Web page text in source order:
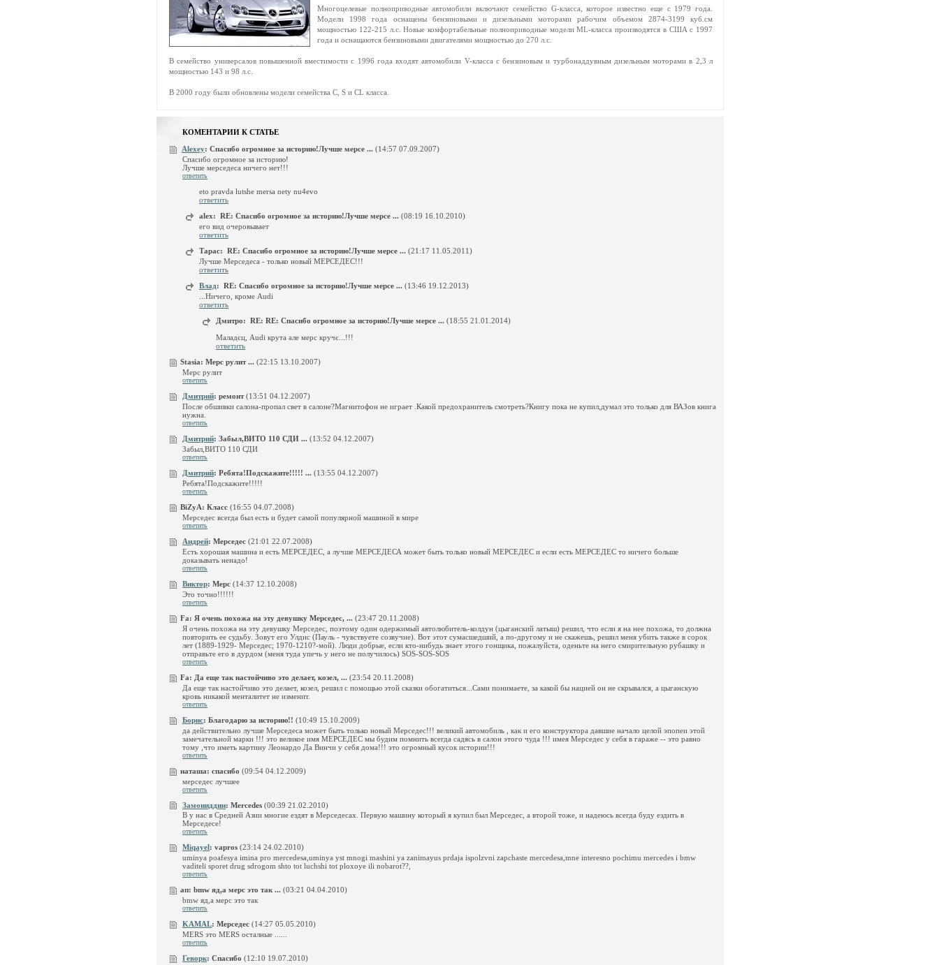
Многоцелевые полноприводные автомобили включают семейство G-класса, которое известно еще с 1979 года.
Модели 1998 года оснащены бензиновыми и дизельными моторами рабочим объемом 2874-3199 куб.см
мощностью 122-215 л.с. Новые комфортабельные полноприводные модели ML-класса производятся в США с 1997
года и оснащаются бензиновыми двигателями мощностью до 270 л.с.
В семейство универсалов повышенной вместимости с 1996 года входят автомобили V-класса с бензиновым и турбонаддувным дизельным моторами в 2,3 л
мощностью 143 и 98 л.с.
В 2000 году были обновлены модели семейства C, S и CL класса.
КОМЕНТАРИИ К СТАТЬЕ
Alexey: Спасибо огромное за историю!Лучше мерсе ... (14:57 07.09.2007)
Спасибо огромное за историю!
Лучше мерседеса ничего нет!!!
ответить
eto pravda lutshe mersa nety nu4evo
ответить
alex: RE: Спасибо огромное за историю!Лучше мерсе ... (08:19 16.10.2010)
его вид очеровывает
ответить
Тарас: RE: Спасибо огромное за историю!Лучше мерсе ... (21:17 11.05.2011)
Лучше Мерседеса - только новый МЕРСЕДЕС!!!
ответить
Влад: RE: Спасибо огромное за историю!Лучше мерсе ... (13:46 19.12.2013)
...Ничего, кроме Audi
ответить
Дмитро: RE: RE: Спасибо огромное за историю!Лучше мерсе ... (18:55 21.01.2014)
Маладєц, Audi крута але мерс кручє...!!!
ответить
Stasia: Мерс рулит ... (22:15 13.10.2007)
Мерс рулит
ответить
Дмитрий: ремонт(13:51 04.12.2007)
После обшивки салона-пропал свет в салоне?Магнитофон не играет .Какой предохранитель смотреть?Книгу пока не купил,думал это только для ВАЗов книга
нужна.
ответить
Дмитрий: Забыл,ВИТО 110 СДИ ... (13:52 04.12.2007)
Забыл,ВИТО 110 СДИ
ответить
Дмитрий: Ребята!Подскажите!!!!! ... (13:55 04.12.2007)
Ребята!Подскажите!!!!!
ответить
BiZyA: Класс (16:55 04.07.2008)
Мерседес всегда был есть и будет самой популярной машиной в мире
ответить
Андрей: Мерседес (21:01 22.07.2008)
Есть хорошая машина и есть МЕРСЕДЕС, а лучше МЕРСЕДЕСА может быть только новый МЕРСЕДЕС и если есть МЕРСЕДЕС то ничего больше
доказывать ненадо!
ответить
Виктор: Мерс (14:37 12.10.2008)
Это точно!!!!!!
ответить
Fa: Я очень похожа на эту девушку Мерседес, ... (23:47 20.11.2008)
Я очень похожа на эту девушку Мерседес, поэтому один одержимый автолюбитель-колдун (цыганский латыш) решил, что если я на нее похожа, то должна
повторить ее судьбу. Зовут его Улдис (Пауль - чувствуете созвучие). Вот этот сумасшедший, а по-другому и не скажешь, решил меня убить также в сорок
лет (1889-1929- Мерседес; 1970-1210?-мой). Люди добрые, если кто-нибудь знает этого гонщика, пожалуйста, оденьте на него смирительную рубашку и
отправьте его в дурдом (меня туда упечь у него не получилось) SOS-SOS-SOS
ответить
Fa: Да еще так настойчиво это делает, козел, ... (23:54 20.11.2008)
Да еще так настойчиво это делает, козел, решил с помощью этой сказки обогатиться...Сами понимаете, за какой бы нацией он не скрывался, а цыганскую
кровь никакой менталитет не изменит.
ответить
Борис: Благодарю за историю!! (10:49 15.10.2009)
да действительно лучше Мерседеса может быть только новый Мерседес!!! великий автомобиль , как и его конструктора давшие начало целой эпопеи этой
замечательной марки !!! это великое имя МЕРСЕДЕС мы будим помнить всегда садясь в салон этого чуда !!! имея Мерседес у себя в гараже -- это равно
тому ,что иметь картину Леонардо Да Винчи у себя дома!!! это огромный кусок истории!!!
ответить
наташа: спасибо (09:54 04.12.2009)
мерседес лучшее
ответить
Замониддин: Mercedes (00:39 21.02.2010)
В у нас в Средней Азии многие ездят в Мерседесах. Первую машину который я купил был Мерседес, а второй тоже, и надеюсь всегда буду ездить в
Мерседесе!
ответить
Miqayel: vapros (23:14 24.02.2010)
uminya poafesya imina pro mercedesa,uminya yst mnogi mashini ya zanimayus prdaja ispolzvni zapchaste mercedesa,mne interesno pochimu mercedes i bmw
vaditeli sporet drug sdrogom shto tot luchshi tot ploxoye ili nobarot??,
ответить
ап: bmw яд,а мерс это так ... (03:21 04.04.2010)
bmw яд,а мерс это так
ответить
KAMAL: Mepceдеc (14:27 05.05.2010)
MERS это MERS осталные ......
ответить
Геворк: Спасибо (12:10 19.07.2010)